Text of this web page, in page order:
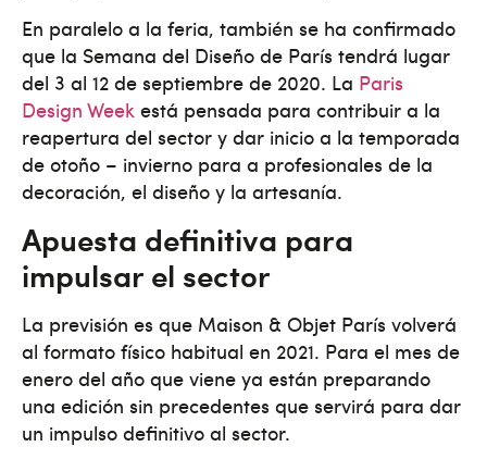
En paralelo a la feria, también se ha confirmado
que la Semana del Diseño de París tendrá lugar
del 3 al 12 de septiembre de 2020. La Paris
Design Week está pensada para contribuir a la
reapertura del sector y dar inicio a la temporada
de otoño – invierno para a profesionales de la
decoración, el diseño y la artesanía.
Apuesta definitiva para
impulsar el sector
La previsión es que Maison & Objet París volverá
al formato físico habitual en 2021. Para el mes de
enero del año que viene ya están preparando
una edición sin precedentes que servirá para dar
un impulso definitivo al sector.